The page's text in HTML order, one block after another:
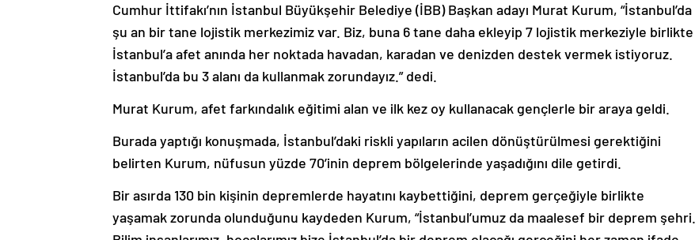
Cumhur İttifakı’nın İstanbul Büyükşehir Belediye (İBB) Başkan adayı Murat Kurum, “İstanbul’da
şu an bir tane lojistik merkezimiz var. Biz, buna 6 tane daha ekleyip 7 lojistik merkeziyle birlikte
İstanbul’a afet anında her noktada havadan, karadan ve denizden destek vermek istiyoruz.
İstanbul’da bu 3 alanı da kullanmak zorundayız.” dedi.
Murat Kurum, afet farkındalık eğitimi alan ve ilk kez oy kullanacak gençlerle bir araya geldi.
Burada yaptığı konuşmada, İstanbul’daki riskli yapıların acilen dönüştürülmesi gerektiğini
belirten Kurum, nüfusun yüzde 70’inin deprem bölgelerinde yaşadığını dile getirdi.
Bir asırda 130 bin kişinin depremlerde hayatını kaybettiğini, deprem gerçeğiyle birlikte
yaşamak zorunda olunduğunu kaydeden Kurum, “İstanbul’umuz da maalesef bir deprem şehri.